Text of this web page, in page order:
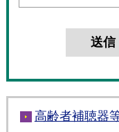
高齢者補聴器